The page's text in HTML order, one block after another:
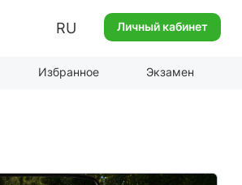
RU Личный кабинет
Избранное Экзамен